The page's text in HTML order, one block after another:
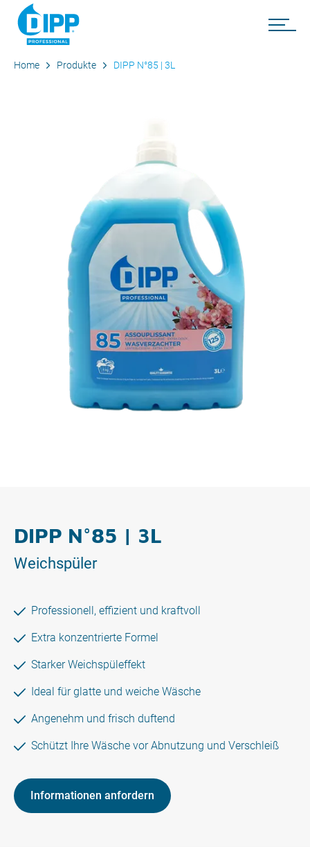
Home Produkte DIPP N°85 | 3L
DIPP N°85 | 3L
Weichspüler
Professionell, effizient und kraftvoll
Extra konzentrierte Formel
Starker Weichspüleffekt
Ideal für glatte und weiche Wäsche
Angenehm und frisch duftend
Schützt Ihre Wäsche vor Abnutzung und Verschleiß
Informationen anfordern